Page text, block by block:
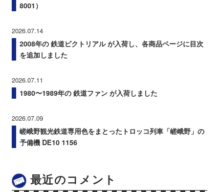
8001）
2026.07.14
2008年の 鉄道ピクトリアル が入荷し、各商品ページに目次
を追加しました
2026.07.11
1980〜1989年の 鉄道ファン が入荷しました
2026.07.09
嵯峨野観光鉄道専用色をまとったトロッコ列車「嵯峨野」の
予備機 DE10 1156
最近のコメント